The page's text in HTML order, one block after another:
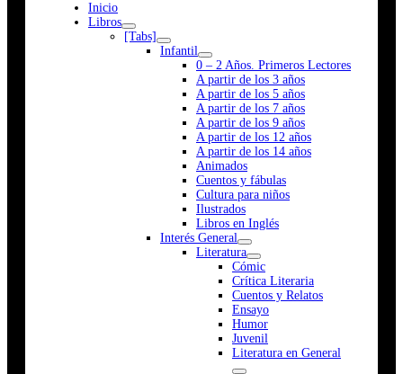
Inicio
Libros
[Tabs]
Infantil
0 – 2 Años. Primeros Lectores
A partir de los 3 años
A partir de los 5 años
A partir de los 7 años
A partir de los 9 años
A partir de los 12 años
A partir de los 14 años
Animados
Cuentos y fábulas
Cultura para niños
Ilustrados
Libros en Inglés
Interés General
Literatura
Cómic
Crítica Literaria
Cuentos y Relatos
Ensayo
Humor
Juvenil
Literatura en General